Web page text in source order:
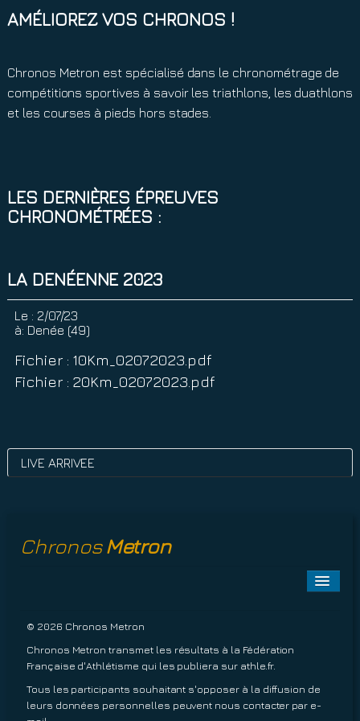
AMÉLIOREZ VOS CHRONOS !
Chronos Metron est spécialisé dans le chronométrage de
compétitions sportives à savoir les triathlons, les duathlons
et les courses à pieds hors stades.
LES DERNIÈRES ÉPREUVES
CHRONOMÉTRÉES :
LA DENÉENNE 2023
Le : 2/07/23
à: Denée (49)
Fichier : 10Km_02072023.pdf
Fichier : 20Km_02072023.pdf
LIVE ARRIVEE
Chronos Metron
Toggle
A PROPOS
EPREUVES À VENIR
EPREUVES TERMINÉES
Chronos Metron transmet les résultats à la Fédération
Française d'Athlétisme qui les publiera sur athle.fr.
Tous les participants souhaitant s'opposer à la diffusion de
leurs données personnelles peuvent nous contacter par e-
© 2026 Chronos Metron